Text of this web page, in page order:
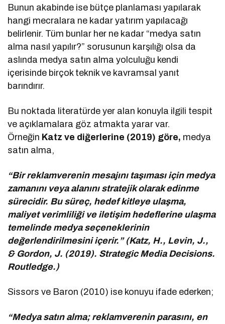
Bunun akabinde ise bütçe planlaması yapılarak
hangi mecralara ne kadar yatırım yapılacağı
belirlenir. Tüm bunlar her ne kadar “medya satın
alma nasıl yapılır?” sorusunun karşılığı olsa da
aslında medya satın alma yolculuğu kendi
içerisinde birçok teknik ve kavramsal yanıt
barındırır.
Bu noktada literatürde yer alan konuyla ilgili tespit
ve açıklamalara göz atmakta yarar var.
Örneğin Katz ve diğerlerine (2019) göre, medya
satın alma,
“Bir reklamverenin mesajını taşıması için medya
zamanını veya alanını stratejik olarak edinme
sürecidir. Bu süreç, hedef kitleye ulaşma,
maliyet verimliliği ve iletişim hedeflerine ulaşma
temelinde medya seçeneklerinin
değerlendirilmesini içerir.” (Katz, H., Levin, J.,
& Gordon, J. (2019). Strategic Media Decisions.
Routledge.)
Sissors ve Baron (2010) ise konuyu ifade ederken;
“Medya satın alma; reklamverenin parasını, en